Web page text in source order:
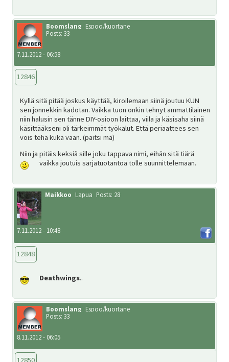
Boomslang Espoo/kuortane
Posts: 33
7.11.2012 - 06:58
12846
Kyllä sitä pitää joskus käyttää, kiroilemaan siinä joutuu KUN
sen jonnekkin kadotan. Vaikka tuon onkin tehnyt ammattilainen
niin halusin sen tänne DIY-osioon laittaa, viila ja käsisaha siinä
käsittääkseni oli tärkeimmät työkalut. Että periaattees sen
vois tehä kuka vaan. (paitsi mä)
Niin ja pitäis keksiä sille joku tappava nimi, eihän sitä tiärä
vaikka joutuis sarjatuotantoa tolle suunnittelemaan.
Maikkoo Lapua Posts: 28
7.11.2012 - 10:48
12848
Deathwings..
Boomslang Espoo/kuortane
Posts: 33
8.11.2012 - 06:05
12850